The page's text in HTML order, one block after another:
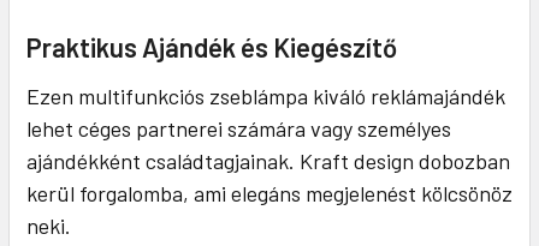
Praktikus Ajándék és Kiegészítő
Ezen multifunkciós zseblámpa kiváló reklámajándék
lehet céges partnerei számára vagy személyes
ajándékként családtagjainak. Kraft design dobozban
kerül forgalomba, ami elegáns megjelenést kölcsönöz
neki.